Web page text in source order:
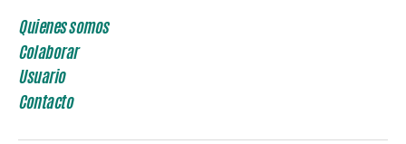
Quienes somos
Colaborar
Usuario
Contacto